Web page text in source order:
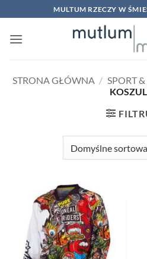
to
content
MULTUM RZECZY W
STRONA GŁÓWNA / SPORT